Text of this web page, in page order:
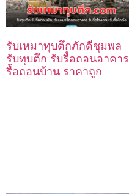
รับเหมาทุบตึกภักดีชุมพล
รับทุบตึก รับรื้อถอนอาคาร
รื้อถอนบ้าน ราคาถูก